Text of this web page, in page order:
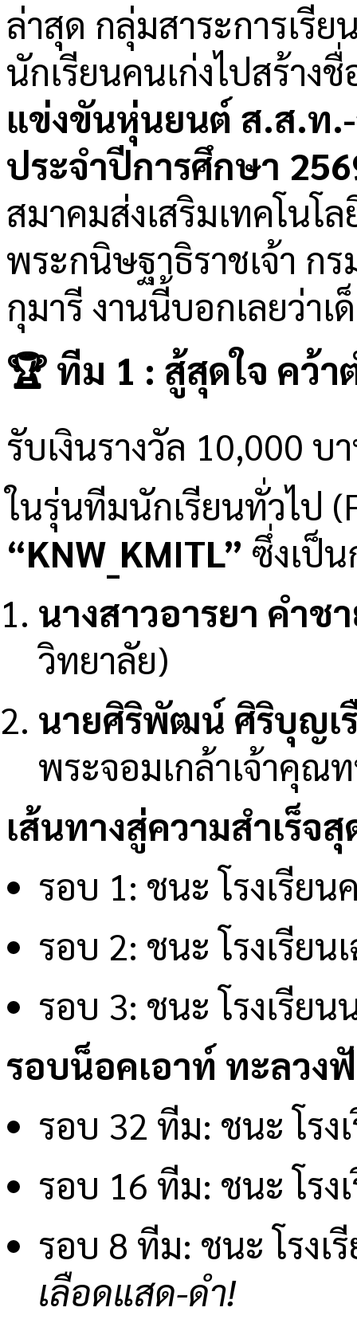
ล่าสุด กลุ่มสาระการเรี
นักเรียนคนเก่งไปสร้าง
แข่งขันหุ่นยนต์ ส.ส.ท
ประจำปีการศึกษา
สมาคมส่งเสริมเทคโนโ
พระกนิษฐาธิราชเจ้า ก
กุมารี งานนี้บอกเลยว่า
🏆 ทีม 1 : สู้สุดใจ คว้
รับเงินรางวัล 10,000
ในรุ่นทีมนักเรียนทั่วไป
“KNW_KMITL” ซึ่งเป็
นางสาวอารยา คำช
วิทยาลัย)
นายศิริพัฒน์ ศิริบุญเ
พระจอมเกล้าเจ้าคุณ
เส้นทางสู่ความสำเร็จ
รอบ 1: ชนะ โรงเรีย
รอบ 2: ชนะ โรงเรีย
รอบ 3: ชนะ โรงเรียน
รอบน็อคเอาท์ ทะลวง
รอบ 32 ทีม: ชนะ โรง
รอบ 16 ทีม: ชนะ โร
รอบ 8 ทีม: ชนะ โรง
เลือดแสด-ดำ!